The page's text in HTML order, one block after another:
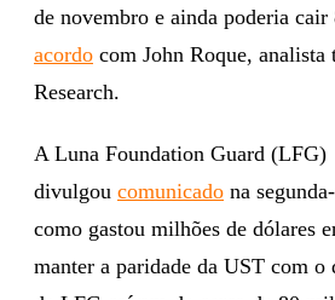
de novembro e ainda poderia cair
acordo com John Roque,
Research.
A Luna Foundation Guard (LFG)
divulgou comunicado na
como gastou milhões de dólares
manter a paridade da UST com o